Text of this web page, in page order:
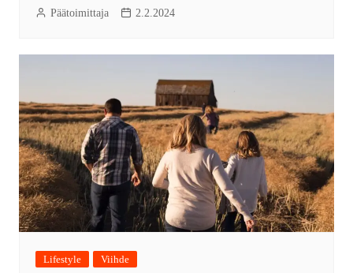
Päätoimittaja 2.2.2024
Lifestyle Viihde